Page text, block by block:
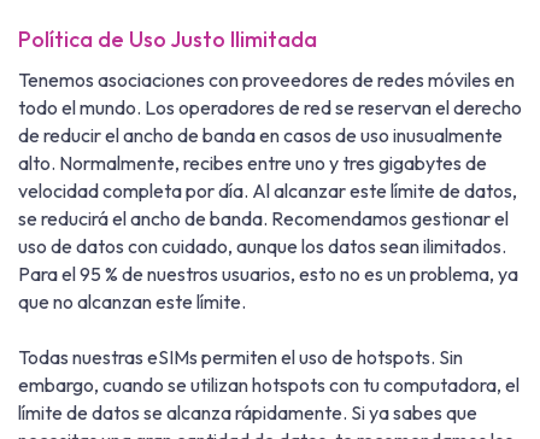
Política de Uso Justo Ilimitada
Tenemos asociaciones con proveedores de redes móviles en
todo el mundo. Los operadores de red se reservan el derecho
de reducir el ancho de banda en casos de uso inusualmente
alto. Normalmente, recibes entre uno y tres gigabytes de
velocidad completa por día. Al alcanzar este límite de datos,
se reducirá el ancho de banda. Recomendamos gestionar el
uso de datos con cuidado, aunque los datos sean ilimitados.
Para el 95 % de nuestros usuarios, esto no es un problema, ya
que no alcanzan este límite.
Todas nuestras eSIMs permiten el uso de hotspots. Sin
embargo, cuando se utilizan hotspots con tu computadora, el
límite de datos se alcanza rápidamente. Si ya sabes que